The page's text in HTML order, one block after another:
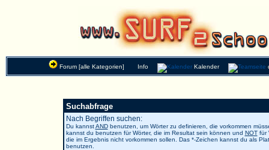
Forum [alle Kategorien] Info Kalender
Suchabfrage
Nach Begriffen suchen:
Du kannstANDbenutzen, um Wörter zu definieren, die vorkommen
kannst du benutzen für Wörter, die im Resultat sein können und NOTfür
die im Ergebnis nicht vorkommen sollen. Das *-Zeichen kannst du als
benutzen.